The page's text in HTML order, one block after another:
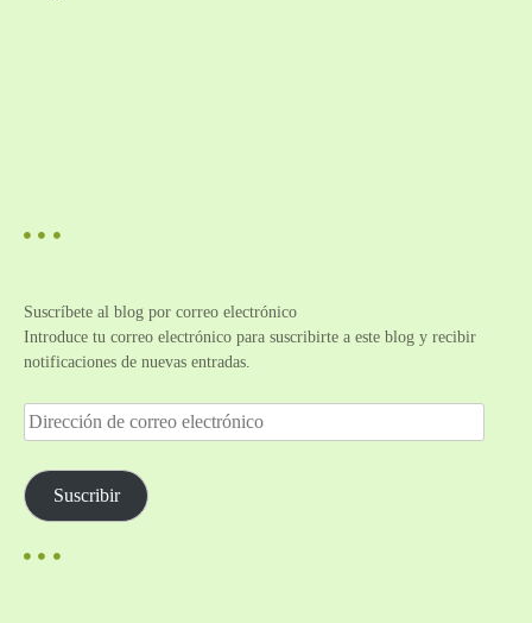
Suscríbete al blog por correo electrónico
Introduce tu correo electrónico para suscribirte a este blog y recibir
notificaciones de nuevas entradas.
D
i
e
c
i
Suscribir